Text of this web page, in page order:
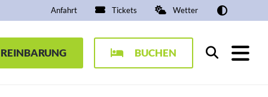
Anfahrt Tickets Wetter
BUCHEN Suchen